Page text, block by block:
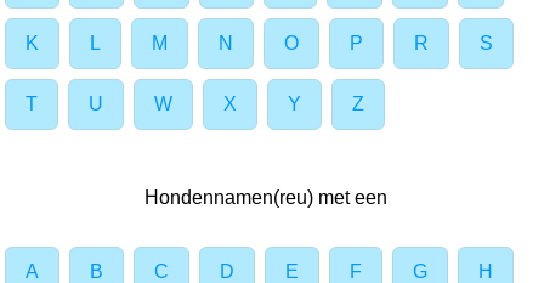
K L M N O P R S
T U W X Y Z
Hondennamen(reu) met een
A B C D E F G H